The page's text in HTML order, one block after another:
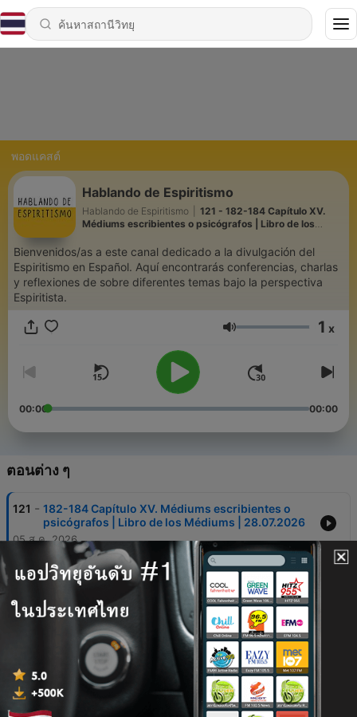
พอดแคสต์
Hablando de Espiritismo
Hablando de Espiritismo
121 - 182-184 Capítulo XV.
Médiums escribientes o psicógrafos | Libro de los
Bienvenidos/as a este canal dedicado a la divulgación del
Espiritismo en Español. Aquí encontrarás conferencias, charlas
y reflexiones de sobre diferentes temas bajo la perspectiva
Espiritista.
ระดับเสียง 1 x
00:00 00:00
ตอนต่าง ๆ
121 - 182-184 Capítulo XV. Médiums escribientes o
psicógrafos | Libro de los Médiums | 28.07.2026
05 ส.ค. 2026
120 - 178-181 Capítulo XV. Médiums escribientes o
psicógrafos | Libro de los Médiums | 21.07.2026
29 ก.ค. 2026
172-174 Capítulo XIV. Acerca de los médiums |
Libro de los Médiums
118 - 166-168 Capítulo XIV. Acerca de los médiums |
Libro de los Médiums | 30.06.2026